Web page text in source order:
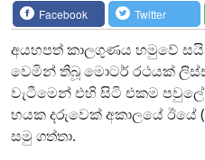
Facebook Twitter
අයහපත් කාලගුණය හමුවේ
වෙමින් තිබූ මොටර් රථයක්
වැටීමෙන් එහි සිටි එකම
හයක දරුවෙක් අකාලයේ
සමු ගත්තා.